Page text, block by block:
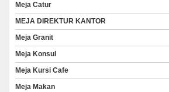
Meja Catur
MEJA DIREKTUR KANTOR
Meja Granit
Meja Konsul
Meja Kursi Cafe
Meja Makan